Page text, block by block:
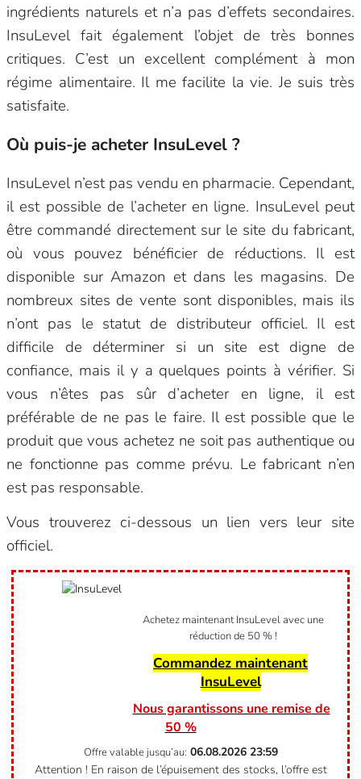
ingrédients naturels et n’a pas d’effets secondaires.
InsuLevel fait également l’objet de très bonnes
critiques. C’est un excellent complément à mon
régime alimentaire. Il me facilite la vie. Je suis très
satisfaite.
Où puis-je acheter InsuLevel ?
InsuLevel n’est pas vendu en pharmacie. Cependant,
il est possible de l’acheter en ligne. InsuLevel peut
être commandé directement sur le site du fabricant,
où vous pouvez bénéficier de réductions. Il est
disponible sur Amazon et dans les magasins. De
nombreux sites de vente sont disponibles, mais ils
n’ont pas le statut de distributeur officiel. Il est
difficile de déterminer si un site est digne de
confiance, mais il y a quelques points à vérifier. Si
vous n’êtes pas sûr d’acheter en ligne, il est
préférable de ne pas le faire. Il est possible que le
produit que vous achetez ne soit pas authentique ou
ne fonctionne pas comme prévu. Le fabricant n’en
est pas responsable.
Vous trouverez ci-dessous un lien vers leur site
officiel.
Achetez maintenant InsuLevel avec une
réduction de 50 % !
Commandez maintenant
InsuLevel
Nous garantissons une remise de
50 %
Offre valable jusqu’au: 06.08.2026 23:59
Attention ! En raison de l’épuisement des stocks, l’offre est